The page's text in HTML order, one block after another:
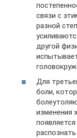
связи с
разной
другой
Для
боли,
изменения